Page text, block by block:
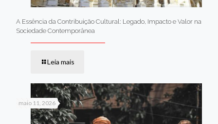
A Essência da Contribuição Cultural: Legado, Impacto e Valor na
Sociedade Contemporânea
Leia mais
maio 11, 2026